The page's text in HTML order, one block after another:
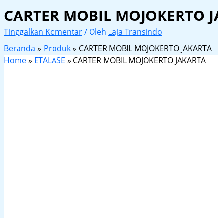
CARTER MOBIL MOJOKERTO
Tinggalkan Komentar/ Oleh Laja Transindo
Beranda
Produk
CARTER MOBIL MOJOKERTO JAKARTA
Home» ETALASE » CARTER MOBIL MOJOKERTO JAKARTA